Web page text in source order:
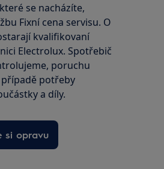
se nacházíte,
Fixní cena servisu. O
kvalifikovaní
Electrolux. Spotřebič
poruchu
případě potřeby
a díly.
si opravu